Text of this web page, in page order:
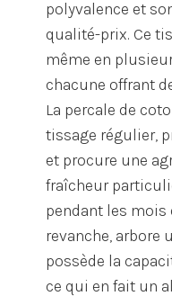
polyvalence et
qualité-prix. Ce
même en
chacune offrant
La percale de
tissage régulier,
et procure une
fraîcheur
pendant les mois
revanche, arbore
possède la
ce qui en fait un